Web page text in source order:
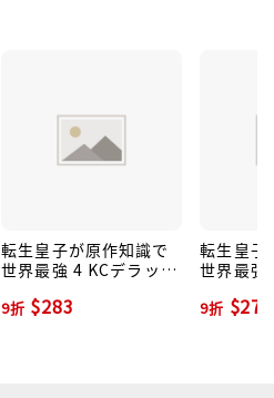
転生皇子が原作知識で
世界最強 4 KCデラック
9折 $283
転生皇子
世界最強
9折 $270